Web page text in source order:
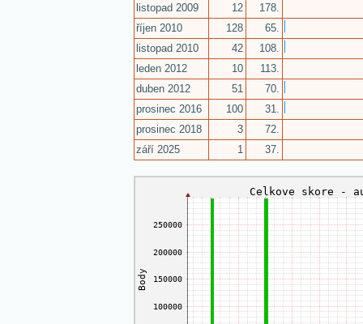
listopad 2009
12
178.
říjen 2010
128
65.
listopad 2010
42
108.
leden 2012
10
113.
duben 2012
51
70.
prosinec 2016
100
31.
prosinec 2018
3
72.
září 2025
1 37.